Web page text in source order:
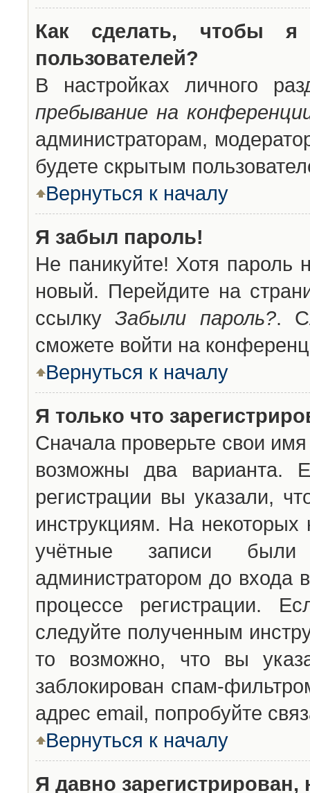
Как сделать, чтобы
пользователей?
В настройках личного
пребывание на
администраторам,
будете скрытым
Вернуться к началу
Я забыл пароль!
Не паникуйте! Хотя пароль
новый. Перейдите на
ссылкуЗабыли пароль?.
сможете войти на
Вернуться к началу
Я только что
Сначала проверьте свои
возможны два варианта.
регистрации вы указали,
инструкциям. На
учётные записи были
администратором до входа
процессе регистрации.
следуйте полученным
то возможно, что вы
заблокирован спам-
адрес email, попробуйте
Вернуться к началу
Я давно